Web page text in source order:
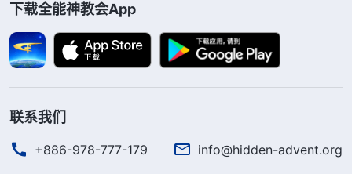
下载全能神教会App
联系我们
+886-978-777-179 info@hidden-advent.org